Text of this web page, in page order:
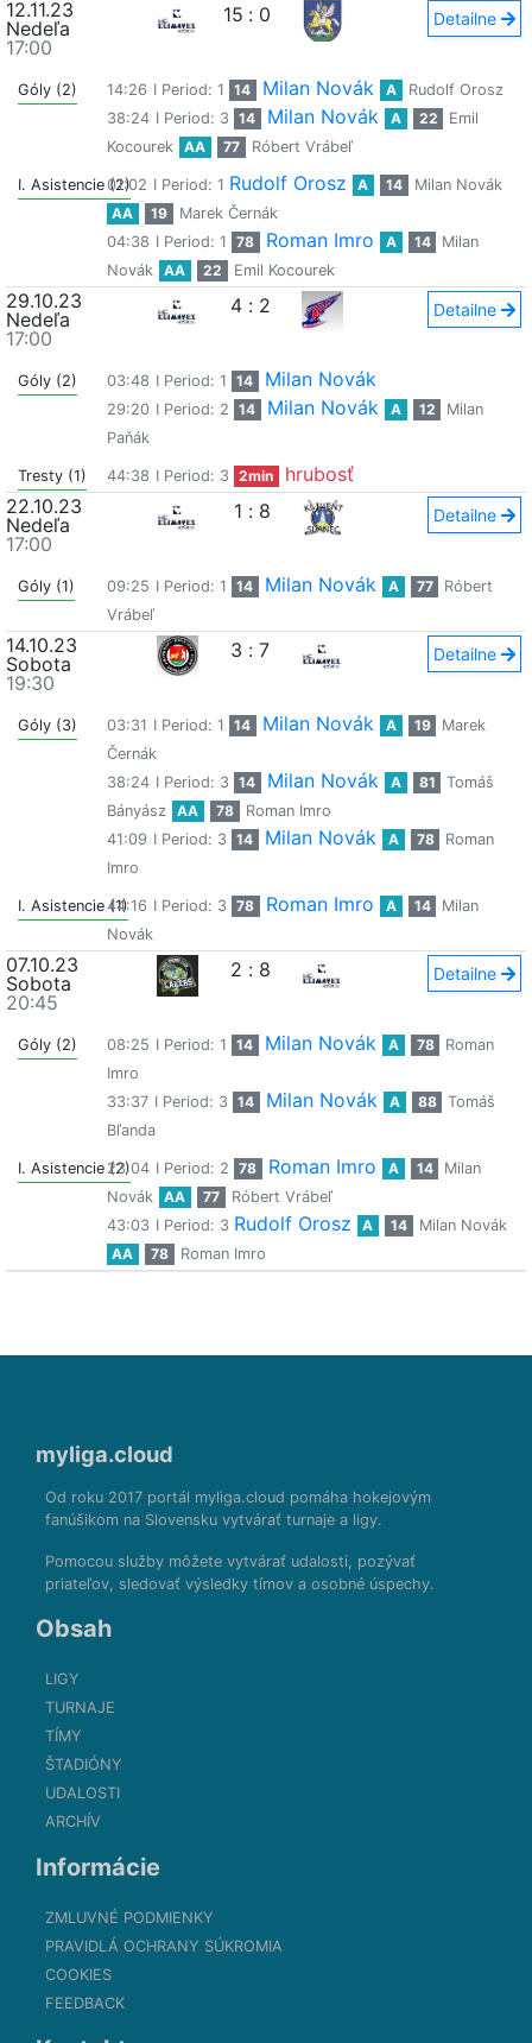
12.11.23
Nedeľa
17:00
15 : 0 Detailne
Góly (2) 14:26 I Period: 1 14 Milan Novák A
Rudolf Orosz
38:24 I Period: 3 14 Milan Novák A 22
Emil
Kocourek
AA 77 Róbert Vrábeľ
I. Asistencie (2)
01:02 I Period: 1 Rudolf Orosz A 14
Milan Novák
AA
19
Marek Černák
04:38 I Period: 1 78 Roman Imro A 14
Milan
Novák
AA 22 Emil Kocourek
29.10.23
Nedeľa
17:00
4 : 2 Detailne
Góly (2) 03:48 I Period: 1 14 Milan Novák
29:20 I Period: 2 14 Milan Novák A 12
Milan
Paňák
Tresty (1) 44:38 I Period: 3 2min
hrubosť
22.10.23
Nedeľa
17:00
1 : 8 Detailne
Góly (1) 09:25 I Period: 1 14 Milan Novák A 77
Róbert
Vrábeľ
14.10.23
Sobota
19:30
3 : 7 Detailne
Góly (3) 03:31 I Period: 1 14 Milan Novák A 19
Marek
Černák
38:24 I Period: 3 14 Milan Novák A 81
Tomáš
Bányász
AA 78
Roman Imro
41:09 I Period: 3 14 Milan Novák A 78
Roman
Imro
I. Asistencie (1)44:16 I Period: 3 78 Roman Imro A 14
Milan
Novák
07.10.23
Sobota
20:45
2 : 8 Detailne
Góly (2) 08:25 I Period: 1 14 Milan Novák A 78
Roman
Imro
33:37 I Period: 3 14 Milan Novák A 88
Tomáš
Bľanda
I. Asistencie (2)23:04 I Period: 2 78 Roman Imro A 14
Milan
Novák
AA 77
Róbert Vrábeľ
43:03 I Period: 3 Rudolf Orosz A 14
Milan Novák
AA
78 Roman Imro
myliga.cloud
Od roku 2017 portál myliga.cloud pomáha hokejovým
fanúšikom na Slovensku vytvárať turnaje a ligy.
Pomocou služby môžete vytvárať udalosti, pozývať
priateľov, sledovať výsledky tímov a osobné úspechy.
Obsah
LIGY
TURNAJE
TÍMY
ŠTADIÓNY
UDALOSTI
ARCHÍV
Informácie
ZMLUVNÉ PODMIENKY
PRAVIDLÁ OCHRANY SÚKROMIA
COOKIES
FEEDBACK